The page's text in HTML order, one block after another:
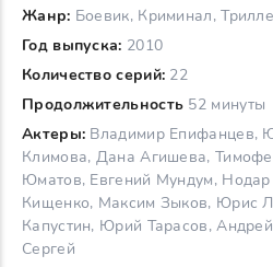
Жанр: Боевик, Криминал,
Год выпуска: 2010
Количество серий: 22
Продолжительность 52 минуты
Актеры: Владимир Епифанцев,
Климова, Дана Агишева,
Юматов, Евгений Мундум, Нодар
Кищенко, Максим Зыков, Юрис
Капустин, Юрий Тарасов,
Сергей